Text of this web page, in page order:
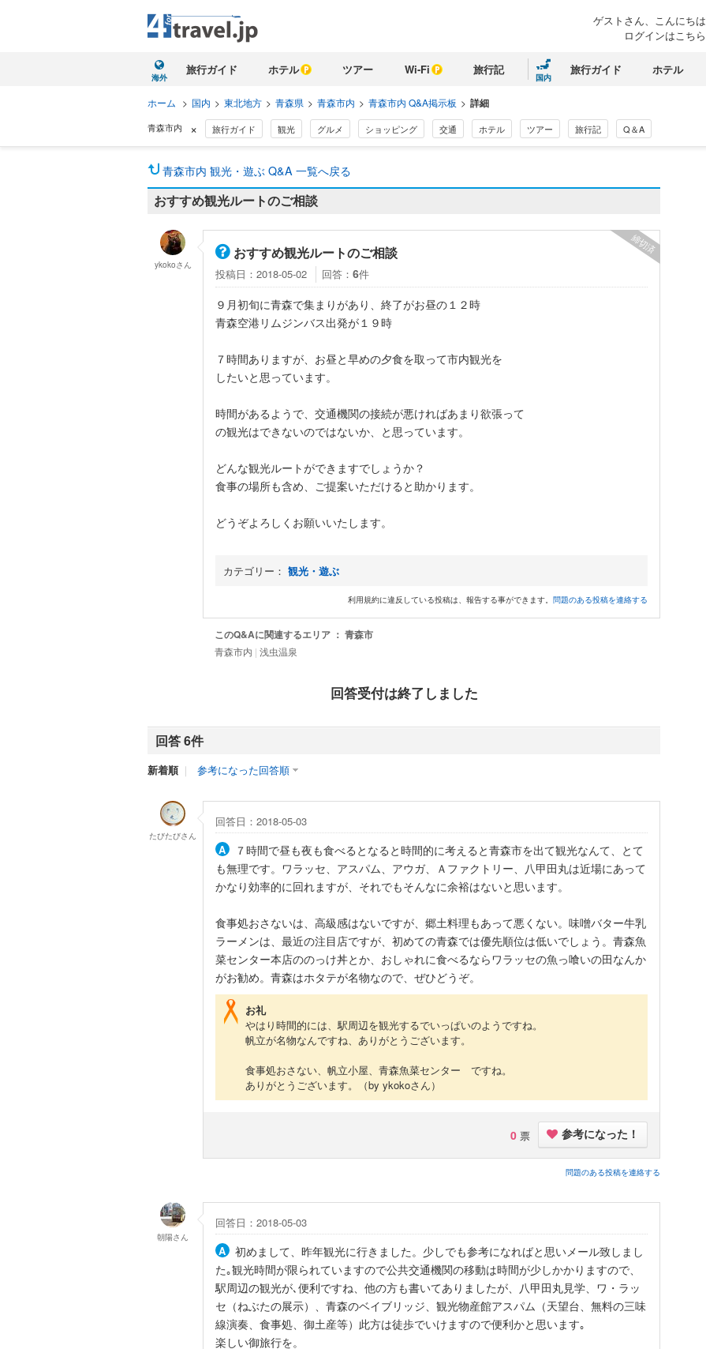
ゲストさん、こんにちは
ログインはこちら
海外
旅行ガイド ホテル ツアー Wi-Fi 旅行記
国内
旅行ガイド ホテル
ホーム > 国内 > 東北地方 > 青森県 > 青森市内 > 青森市内 Q&A掲示板 > 詳細
青森市内 × 旅行ガイド 観光 グルメ ショッピング 交通 ホテル ツアー 旅行記 Q＆A
青森市内 観光・遊ぶ Q&A 一覧へ戻る
おすすめ観光ルートのご相談
おすすめ観光ルートのご相談
投稿日：2018-05-02 回答： 6件
締切済
９月初旬に青森で集まりがあり、終了がお昼の１２時
青森空港リムジンバス出発が１９時
７時間ありますが、お昼と早めの夕食を取って市内観光を
したいと思っています。
時間があるようで、交通機関の接続が悪ければあまり欲張って
の観光はできないのではないか、と思っています。
どんな観光ルートができますでしょうか？
食事の場所も含め、ご提案いただけると助かります。
どうぞよろしくお願いいたします。
カテゴリー： 観光・遊ぶ
利用規約に違反している投稿は、報告する事ができます。 問題のある投稿を連絡する
ykokoさん
このQ&Aに関連するエリア ： 青森市
青森市内 | 浅虫温泉
回答受付は終了しました
回答 6件
新着順 ｜ 参考になった回答順
回答日：2018-05-03
７時間で昼も夜も食べるとなると時間的に考えると青森市を出て観光なんて、とて
も無理です。ワラッセ、アスパム、アウガ、Ａファクトリー、八甲田丸は近場にあって
かなり効率的に回れますが、それでもそんなに余裕はないと思います。
食事処おさないは、高級感はないですが、郷土料理もあって悪くない。味噌バター牛乳
ラーメンは、最近の注目店ですが、初めての青森では優先順位は低いでしょう。青森魚
菜センター本店ののっけ丼とか、おしゃれに食べるならワラッセの魚っ喰いの田なんか
がお勧め。青森はホタテが名物なので、ぜひどうぞ。
お礼
やはり時間的には、駅周辺を観光するでいっぱいのようですね。
帆立が名物なんですね、ありがとうございます。
食事処おさない、帆立小屋、青森魚菜センター ですね。
ありがとうございます。
（by ykokoさん）
0 票 参考になった！
問題のある投稿を連絡する
たびたびさん
回答日：2018-05-03
初めまして、昨年観光に行きました。少しでも参考になればと思いメール致しまし
た｡観光時間が限られていますので公共交通機関の移動は時間が少しかかりますので、
駅周辺の観光が､便利ですね、他の方も書いてありましたが、八甲田丸見学、ワ・ラッ
セ（ねぶたの展示）、青森のベイブリッジ、観光物産館アスパム（天望台、無料の三味
線演奏、食事処、御土産等）此方は徒歩でいけますので便利かと思います｡
楽しい御旅行を。
朝陽さん